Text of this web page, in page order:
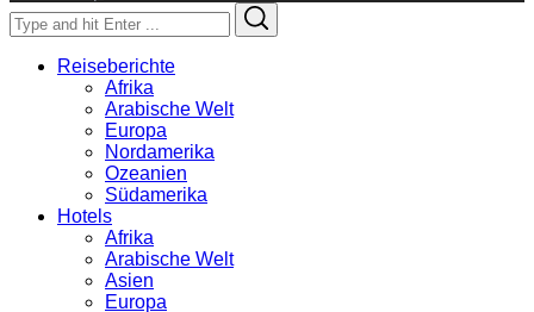
Search
for:
Reiseberichte
Afrika
Arabische Welt
Europa
Nordamerika
Ozeanien
Südamerika
Hotels
Afrika
Arabische Welt
Asien
Europa